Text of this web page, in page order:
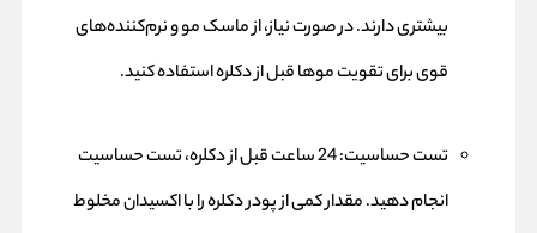
بیشتری دارند. در صورت نیاز، از ماسک مو و نرم‌کننده‌های
قوی برای تقویت موها قبل از دکلره استفاده کنید.
تست حساسیت: 24 ساعت قبل از دکلره، تست حساسیت
انجام دهید. مقدار کمی از پودر دکلره را با اکسیدان مخلوط